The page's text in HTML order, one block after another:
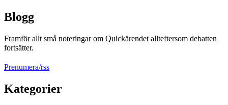
Blogg
Framför allt små noteringar om Quickärendet allteftersom debatten
fortsätter.
Prenumera/rss
Kategorier